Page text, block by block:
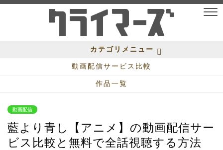
カテゴリメニュー
動画配信サービス比較
作品一覧
動画配信
藍より青し【アニメ】の動画配信サー
ビス比較と無料で全話視聴する方法